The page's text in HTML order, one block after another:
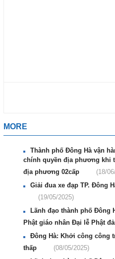
MORE
Thành phố Đông Hà vận
chính quyền địa phương khi
địa phương 02cấp
(18/
Giải đua xe đạp TP. Đông
(19/05/2025)
Lãnh đạo thành phố Đông
Phật giáo nhân Đại lễ Phật
Đông Hà: Khởi công công
thấp
(08/05/2025)